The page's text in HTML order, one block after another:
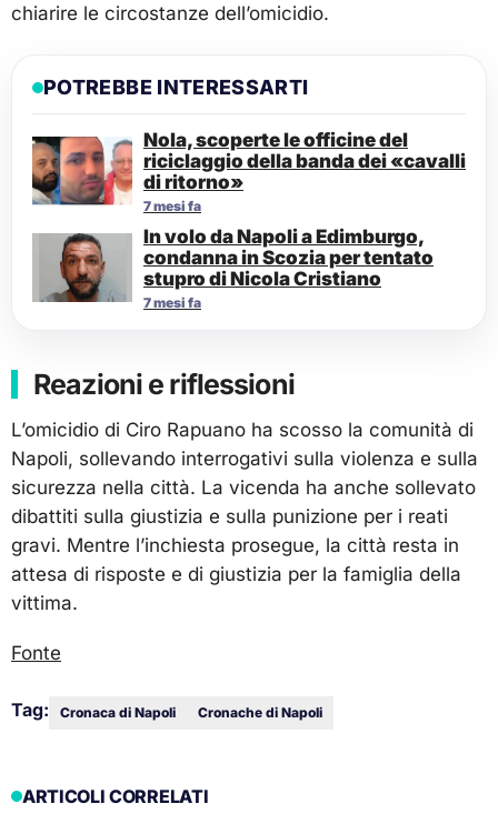
chiarire le circostanze dell’omicidio.
POTREBBE INTERESSARTI
Nola, scoperte le officine del
riciclaggio della banda dei «cavalli
di ritorno»
7 mesi fa
In volo da Napoli a Edimburgo,
condanna in Scozia per tentato
stupro di Nicola Cristiano
7 mesi fa
Reazioni e riflessioni
L’omicidio di Ciro Rapuano ha scosso la comunità di
Napoli, sollevando interrogativi sulla violenza e sulla
sicurezza nella città. La vicenda ha anche sollevato
dibattiti sulla giustizia e sulla punizione per i reati
gravi. Mentre l’inchiesta prosegue, la città resta in
attesa di risposte e di giustizia per la famiglia della
vittima.
Fonte
Tag: Cronaca di Napoli Cronache di Napoli
ARTICOLI CORRELATI